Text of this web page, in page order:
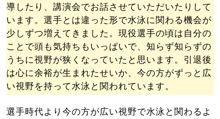
導したり、講演会でお話させていただいたりして
います。選手とは違った形で水泳に関わる機会が
少しずつ増えてきました。現役選手の頃は自分の
ことで頭も気持ちもいっぱいで、知らず知らずの
うちに視野が狭くなっていたと思います。引退後
は心に余裕が生まれたせいか、今の方がずっと広
い視野を持って水泳と関われています。
選手時代より今の方が広い視野で水泳と関わるよ